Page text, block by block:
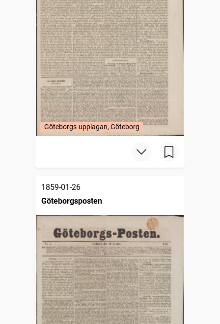
Göteborgs-upplagan, Göteborg
1859-01-26
Göteborgsposten